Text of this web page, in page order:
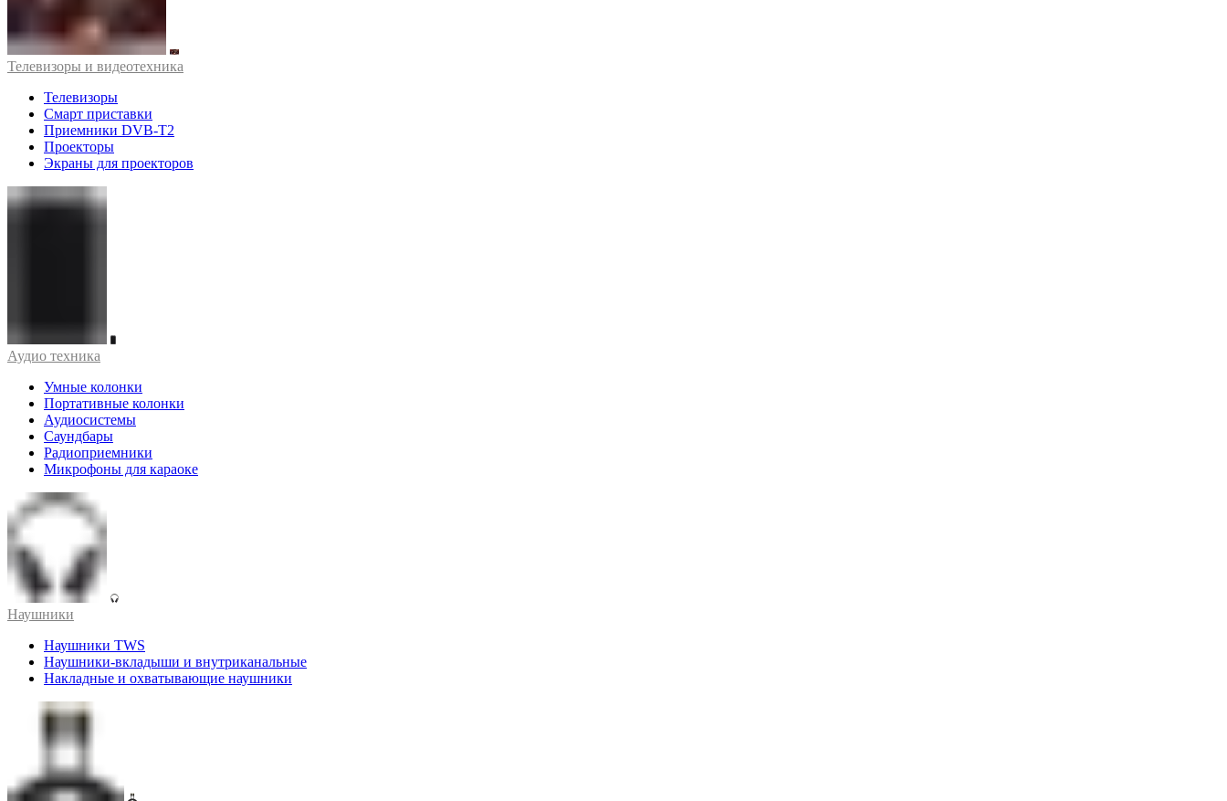
Телевизоры и видеотехника
Телевизоры
Смарт приставки
Приемники DVB-T2
Проекторы
Экраны для проекторов
Аудио техника
Умные колонки
Портативные колонки
Аудиосистемы
Саундбары
Радиоприемники
Микрофоны для караоке
Наушники
Наушники TWS
Наушники-вкладыши и внутриканальные
Накладные и охватывающие наушники